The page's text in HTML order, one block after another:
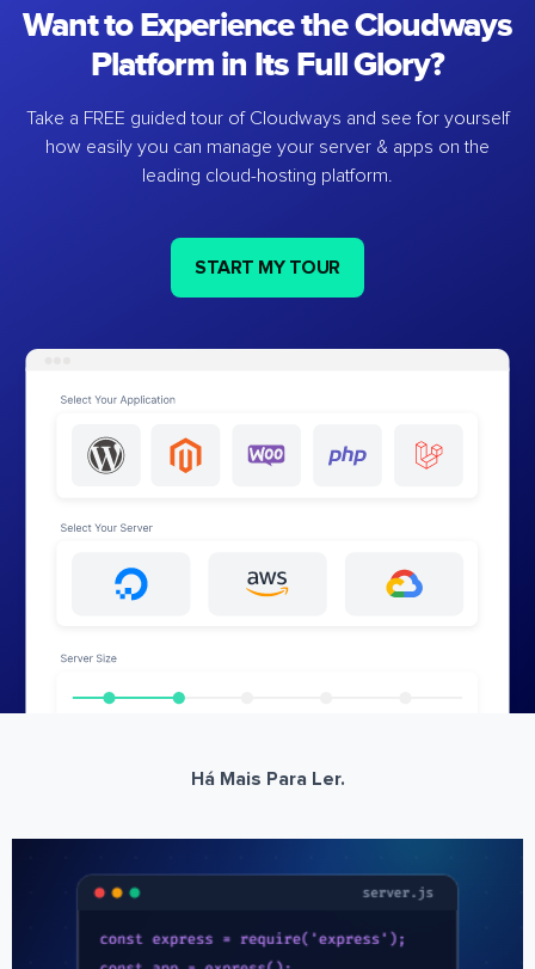
Want to Experience the Cloudways
Platform in Its Full Glory?
Take a FREE guided tour of Cloudways and see for yourself
how easily you can manage your server & apps on the
leading cloud-hosting platform.
START MY TOUR
Há Mais Para Ler.